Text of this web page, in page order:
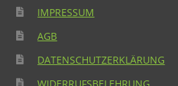
IMPRESSUM
AGB
DATENSCHUTZERKLÄRUNG